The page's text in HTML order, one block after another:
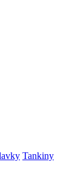
Tankiny